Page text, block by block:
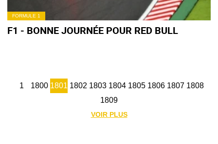
FORMULE 1
F1 - BONNE JOURNÉE POUR RED BULL
1 1800 1801 1802 1803 1804 1805 1806 1807 1808
1809
VOIR PLUS